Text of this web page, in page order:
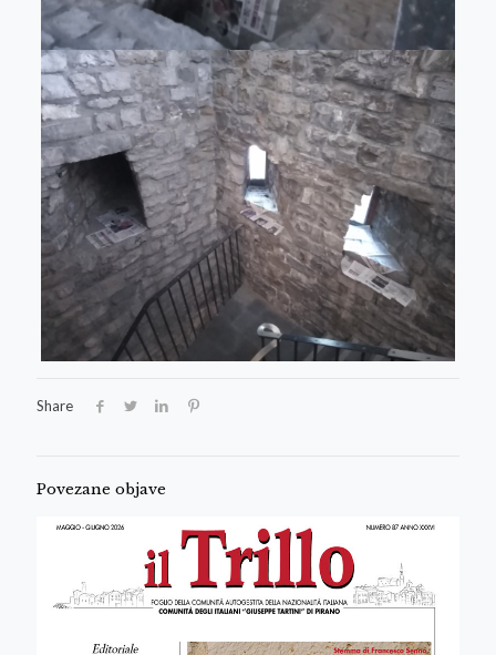
Share
Povezane objave